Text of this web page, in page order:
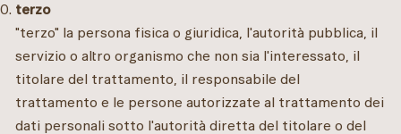
terzo
"terzo" la persona fisica o giuridica, l'autorità pubblica, il
servizio o altro organismo che non sia l'interessato, il
titolare del trattamento, il responsabile del
trattamento e le persone autorizzate al trattamento dei
dati personali sotto l'autorità diretta del titolare o del